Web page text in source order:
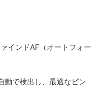
インドAF（オートフォー
動で検出し、最適なピン